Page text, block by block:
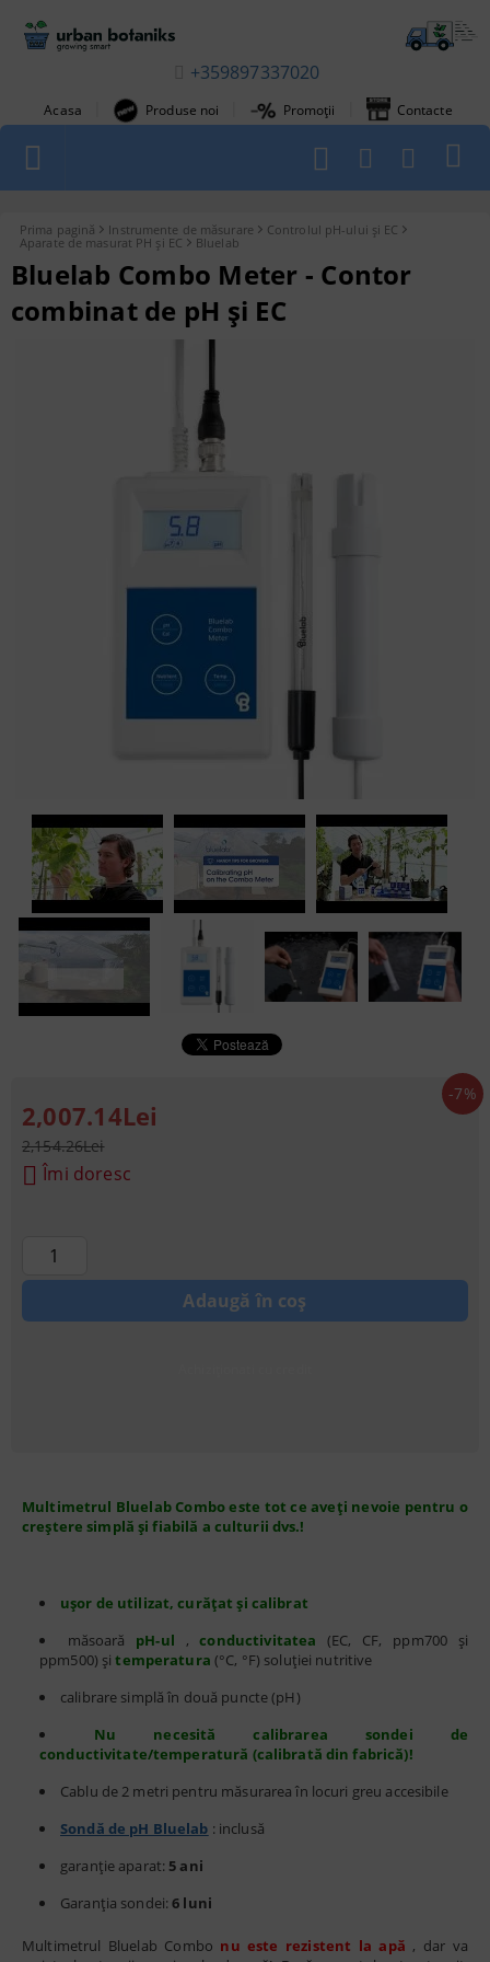
+359897337020
Acasa Produse noi Promoții Contacte
1
Prima pagină Instrumente de măsurare
Controlul pH-ului și EC
Aparate de masurat PH și EC
Bluelab
Bluelab Combo Meter - Contor
combinat de pH și EC
Multimetrul Bluelab Combo este tot ce aveți nevoie pentru o
creștere simplă și fiabilă a culturii dvs.!
ușor de utilizat, curățat și calibrat
măsoară pH-ul ,conductivitatea (EC, CF, ppm700 și
ppm500) șitemperatura (°C, °F) soluției nutritive
calibrare simplă în două puncte (pH)
Nu necesită calibrarea sondei de
conductivitate/temperatură (calibrată din fabrică)!
Cablu de 2 metri pentru măsurarea în locuri greu accesibile
Sondă de pH Bluelab : inclusă
garanție aparat: 5 ani
Garanția sondei:6 luni
Multimetrul Bluelab Combo nu este rezistent la apă , dar va
-7%
2,007.14Lei
2,154.26Lei
Îmi doresc